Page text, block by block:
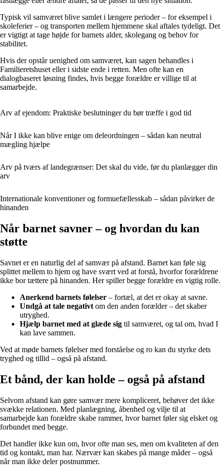
Typisk vil samværet blive samlet i længere perioder – for eksempel i
skoleferier – og transporten mellem hjemmene skal aftales tydeligt. Det
er vigtigt at tage højde for barnets alder, skolegang og behov for
stabilitet.
Hvis der opstår uenighed om samværet, kan sagen behandles i
Familieretshuset eller i sidste ende i retten. Men ofte kan en
dialogbaseret løsning findes, hvis begge forældre er villige til at
samarbejde.
Arv af ejendom: Praktiske beslutninger du bør træffe i god tid
Når I ikke kan blive enige om deleordningen – sådan kan neutral
mægling hjælpe
Arv på tværs af landegrænser: Det skal du vide, før du planlægger din
arv
Internationale konventioner og formuefællesskab – sådan påvirker de
hinanden
Når barnet savner – og hvordan du kan
støtte
Savnet er en naturlig del af samvær på afstand. Barnet kan føle sig
splittet mellem to hjem og have svært ved at forstå, hvorfor forældrene
ikke bor tættere på hinanden. Her spiller begge forældre en vigtig rolle.
Anerkend barnets følelser – fortæl, at det er okay at savne.
Undgå at tale negativt om den anden forælder – det skaber
utryghed.
Hjælp barnet med at glæde sig til samværet, og tal om, hvad I
kan lave sammen.
Ved at møde barnets følelser med forståelse og ro kan du styrke dets
tryghed og tillid – også på afstand.
Et bånd, der kan holde – også på afstand
Selvom afstand kan gøre samvær mere kompliceret, behøver det ikke
svække relationen. Med planlægning, åbenhed og vilje til at
samarbejde kan forældre skabe rammer, hvor barnet føler sig elsket og
forbundet med begge.
Det handler ikke kun om, hvor ofte man ses, men om kvaliteten af den
tid og kontakt, man har. Nærvær kan skabes på mange måder – også
når man ikke deler postnummer.